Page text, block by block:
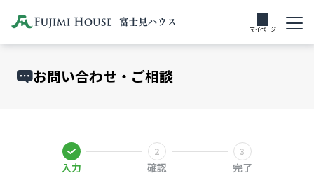
マイページ
お問い合わせ・ご相談
入力 確認 完了